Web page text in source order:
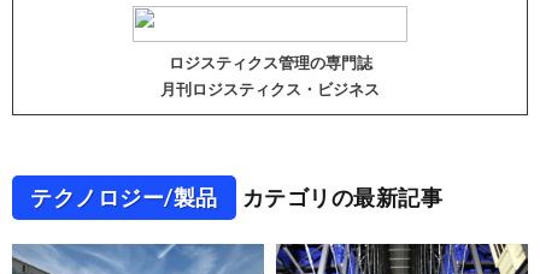
ロジスティクス管理の専門誌
月刊ロジスティクス・ビジネス
テクノロジー/製品 カテゴリの最新記事